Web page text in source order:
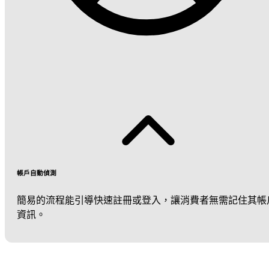
帳戶自動偵測
簡易的流程能引導快速註冊或登入，讓消費者無需記住其帳
資訊。